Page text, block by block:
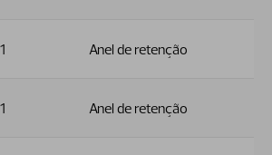
1 Anel de retenção
1 Anel de retenção